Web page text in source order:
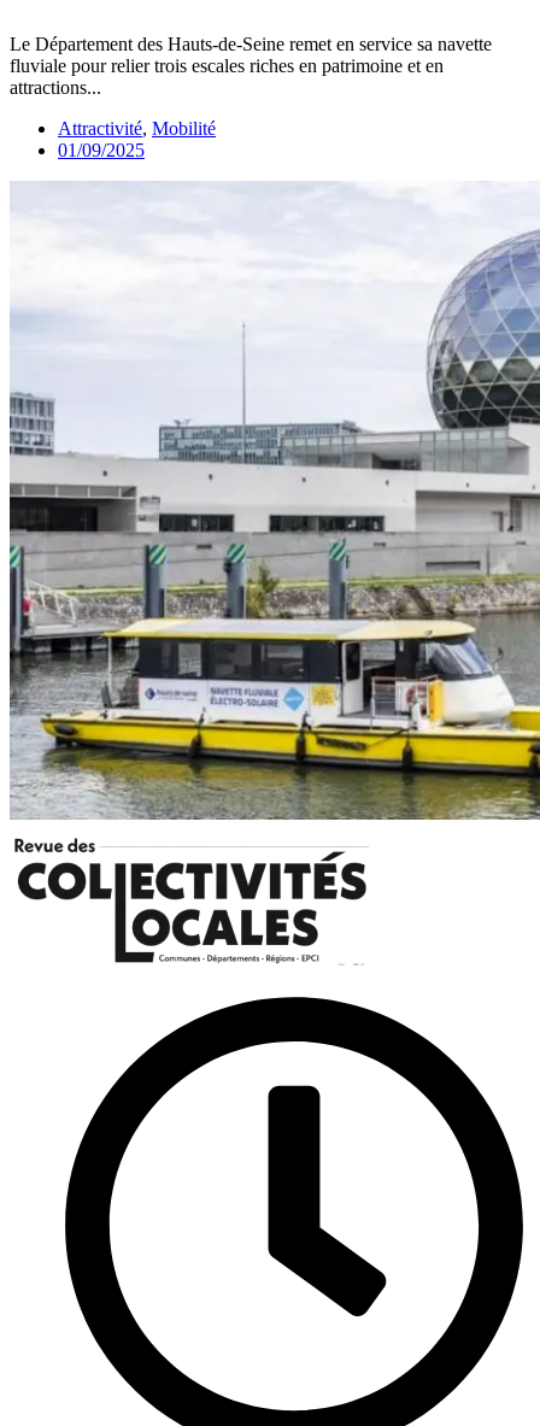
Le Département des Hauts-de-Seine remet en service sa navette
fluviale pour relier trois escales riches en patrimoine et en
attractions...
Attractivité, Mobilité
01/09/2025